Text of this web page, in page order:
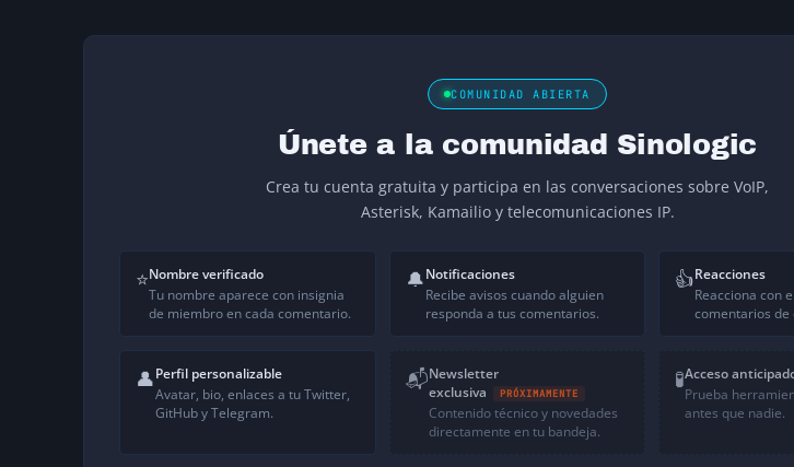
COMUNIDAD ABIERTA
Únete a la comunidad Sinologic
Crea tu cuenta gratuita y participa en las conversaciones sobre VoIP,
Asterisk, Kamailio y telecomunicaciones IP.
⭐Nombre verificado
Tu nombre aparece con insignia
de miembro en cada comentario.
🔔Notificaciones
Recibe avisos cuando alguien
responda a tus comentarios.
👍Reacciones
Reacciona con
comentarios de
👤Perfil personalizable
Avatar, bio, enlaces a tu Twitter,
GitHub y Telegram.
📬Newsletter
exclusiva
PRÓXIMAMENTE
Contenido técnico y novedades
directamente en tu bandeja.
🧪Acceso
Prueba
antes que nadie.